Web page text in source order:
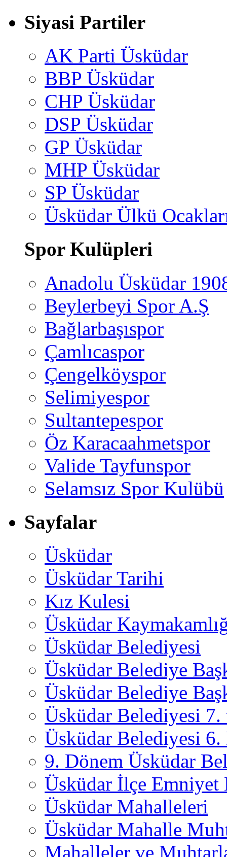
Siyasi Partiler
AK Parti Üsküdar
BBP Üsküdar
CHP Üsküdar
DSP Üsküdar
GP Üsküdar
MHP Üsküdar
SP Üsküdar
Üsküdar Ülkü
Spor Kulüpleri
Anadolu Üsküdar
Beylerbeyi Spor A.Ş
Bağlarbaşıspor
Çamlıcaspor
Çengelköyspor
Selimiyespor
Sultantepespor
Öz Karacaahmetspor
Valide Tayfunspor
Selamsız Spor Kulübü
Sayfalar
Üsküdar
Üsküdar Tarihi
Kız Kulesi
Üsküdar
Üsküdar Belediyesi
Üsküdar Belediye
Üsküdar Belediye
Üsküdar Belediyesi
Üsküdar Belediyesi 6.
9. Dönem Üsküdar
Üsküdar İlçe
Üsküdar Mahalleleri
Üsküdar Mahalle
Mahalleler ve